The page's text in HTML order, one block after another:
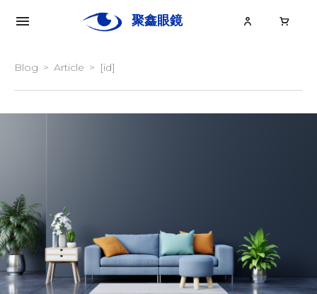
Ju
Xin
眼鏡大小事
聚鑫眼鏡
Blog Article [id]